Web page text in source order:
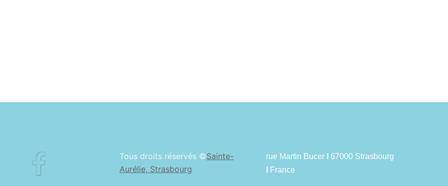
Tous droits réservés ©Sainte-
Aurélie, Strasbourg
rue Martin Bucer
67000 Strasbourg
France